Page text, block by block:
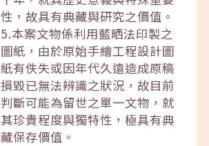
性，故具有典藏與研究之價值。
5.本案文物係利用藍晒法印製之
圖紙，由於原始手繪工程設計圖
紙有佚失或因年代久遠造成原稿
損毀已無法辨識之狀況，故目前
判斷可能為留世之單一文物，就
其珍貴程度與獨特性，極具有典
藏保存價值。